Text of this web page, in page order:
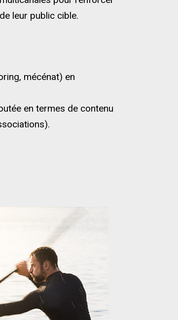
leur public cible.
mécénat) en
en termes de contenu